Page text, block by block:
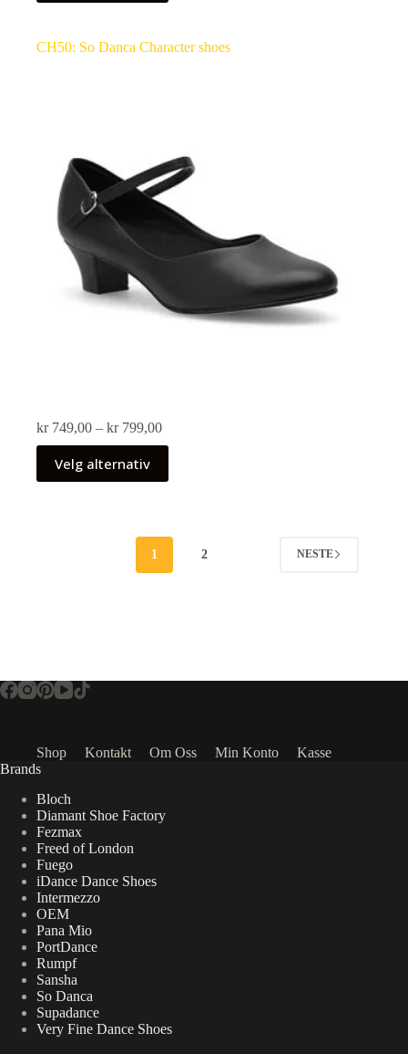
CH50: So Danca Character shoes
kr749,00 – kr799,00
Velg alternativ
1 2 NESTE
Shop Kontakt Om Oss Min Konto
Kasse
Brands
Bloch
Diamant Shoe Factory
Fezmax
Freed of London
Fuego
iDance Dance Shoes
Intermezzo
OEM
Pana Mio
PortDance
Rumpf
Sansha
So Danca
Supadance
Very Fine Dance Shoes